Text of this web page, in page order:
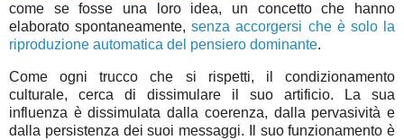
come se fosse una loro idea, un concetto che hanno
elaborato spontaneamente,senza accorgersi che è solo la
riproduzione automatica del pensiero dominante.
Come ogni trucco che si rispetti, il condizionamento
culturale, cerca di dissimulare il suo artificio. La sua
influenza è dissimulata dalla coerenza, dalla pervasività e
dalla persistenza dei suoi messaggi. Il suo funzionamento è